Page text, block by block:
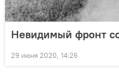
Невидимый фронт
29 июня 2020, 14:26